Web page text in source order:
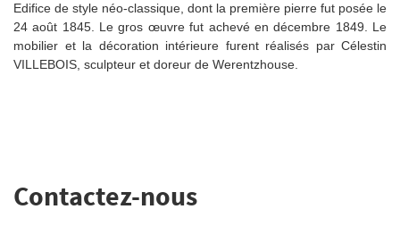
Edifice de style néo-classique, dont la première pierre fut posée le
24 août 1845. Le gros œuvre fut achevé en décembre 1849. Le
mobilier et la décoration intérieure furent réalisés par Célestin
VILLEBOIS, sculpteur et doreur de Werentzhouse.
Contactez-nous